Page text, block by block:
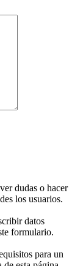
dudas o hacer
los usuarios.
datos
formulario.
para un